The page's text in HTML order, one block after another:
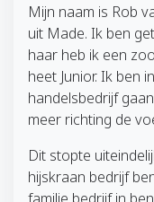
Mijn naam is Rob
uit Made. Ik ben
haar heb ik een
heet Junior. Ik ben
handelsbedrijf
meer richting de
Dit stopte
hijskraan bedrijf